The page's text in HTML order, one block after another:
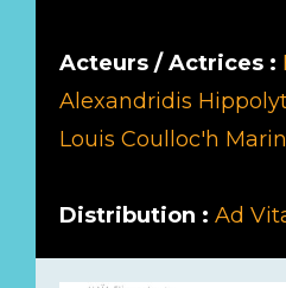
Acteurs / Actrices :
Alexandridis
Louis Coulloc'h
Distribution : Ad